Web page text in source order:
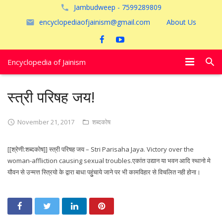
Jambudweep - 7599289809
encyclopediaofjainism@gmail.com
About Us
Encyclopedia of Jainism
अयोध्या
स्त्री परिषह जय!
November 21, 2017 शब्दकोष
[[श्रेणी:शब्दकोष]] स्त्री परिषह जय – Stri Parisaha Jaya. Victory over the
woman-affliction causing sexual troubles.एकांत उद्यान या भवन आदि स्थानो मे
यौवन से उन्मत्त स्त्रियो के द्वारा बाधा पहुुंचाये जाने पर भी कामविहार से विचलित नही होना।